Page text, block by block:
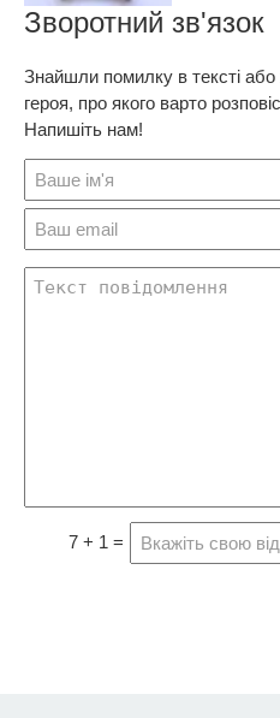
Зворотний зв'язок
Знайшли помилку в тексті або
героя, про якого варто
Напишіть нам!
7 + 1 =